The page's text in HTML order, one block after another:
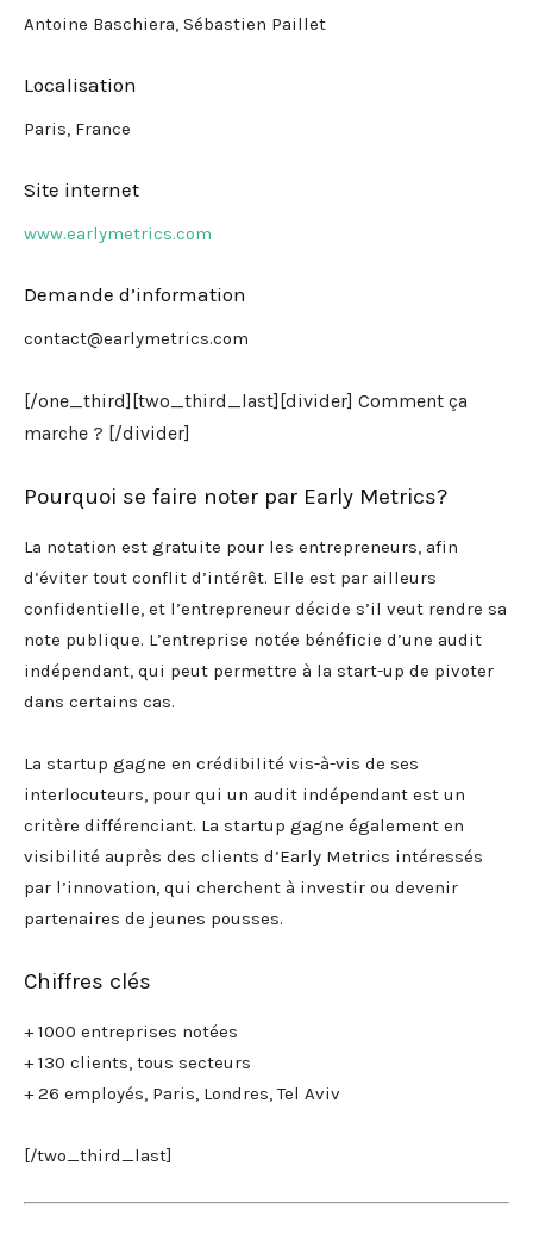
Antoine Baschiera, Sébastien Paillet
Localisation
Paris, France
Site internet
www.earlymetrics.com
Demande d’information
contact@earlymetrics.com
[/one_third][two_third_last][divider] Comment ça
marche ? [/divider]
Pourquoi se faire noter par Early Metrics?
La notation est gratuite pour les entrepreneurs, afin
d’éviter tout conflit d’intérêt. Elle est par ailleurs
confidentielle, et l’entrepreneur décide s’il veut rendre sa
note publique. L’entreprise notée bénéficie d’une audit
indépendant, qui peut permettre à la start-up de pivoter
dans certains cas.
La startup gagne en crédibilité vis-à-vis de ses
interlocuteurs, pour qui un audit indépendant est un
critère différenciant. La startup gagne également en
visibilité auprès des clients d’Early Metrics intéressés
par l’innovation, qui cherchent à investir ou devenir
partenaires de jeunes pousses.
Chiffres clés
+ 1000 entreprises notées
+ 130 clients, tous secteurs
+ 26 employés, Paris, Londres, Tel Aviv
[/two_third_last]